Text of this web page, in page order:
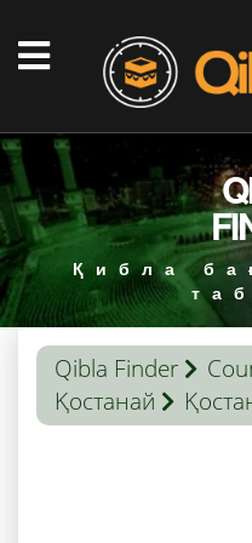
Қибла
Qibla Finder
Қостанай